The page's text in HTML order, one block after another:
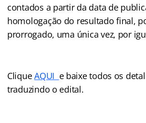
contados a partir da data de
homologação do resultado final,
prorrogado, uma única vez, por
CliqueAQUI e baixe todos os
traduzindo o edital.